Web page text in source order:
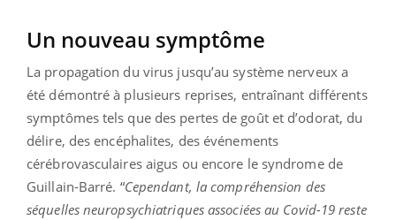
Un nouveau symptôme
La propagation du virus jusqu’au système nerveux a
été démontré à plusieurs reprises, entraînant différents
symptômes tels que des pertes de goût et d’odorat, du
délire, des encéphalites, des événements
cérébrovasculaires aigus ou encore le syndrome de
Guillain-Barré. “Cependant, la compréhension des
séquelles neuropsychiatriques associées au Covid-19 reste